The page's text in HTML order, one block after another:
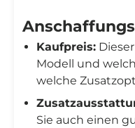
Kaufpreis:
Modell und
welche
Sie auch einen